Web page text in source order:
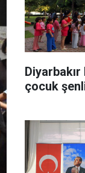
çocuk